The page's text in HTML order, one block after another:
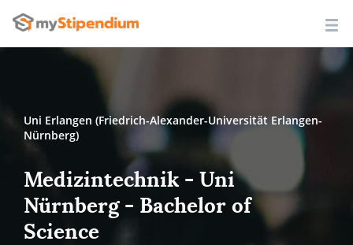
Uni Erlangen (Friedrich-Alexander-Universität Erlangen-
Nürnberg)
Medizintechnik - Uni
Nürnberg - Bachelor of
Science